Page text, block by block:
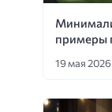
примеры
19 мая 2026